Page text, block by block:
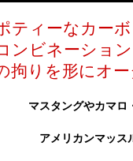
ティーなカー
ンビネーショ
拘りを形にオ
マスタングやカマロ
アメリカンマッス